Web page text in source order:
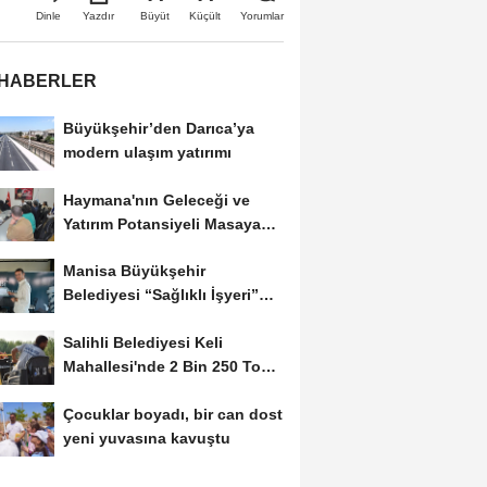
Dinle Yazdır Büyüt Küçült Yorumlar
Büyükşehir’den Darıca’ya
modern ulaşım yatırımı
Haymana'nın Geleceği ve
Yatırım Potansiyeli Masaya
Manisa Büyükşehir
Belediyesi “Sağlıklı İşyeri”
Salihli Belediyesi Keli
Mahallesi'nde 2 Bin 250 Ton
Çocuklar boyadı, bir can dost
yeni yuvasına kavuştu